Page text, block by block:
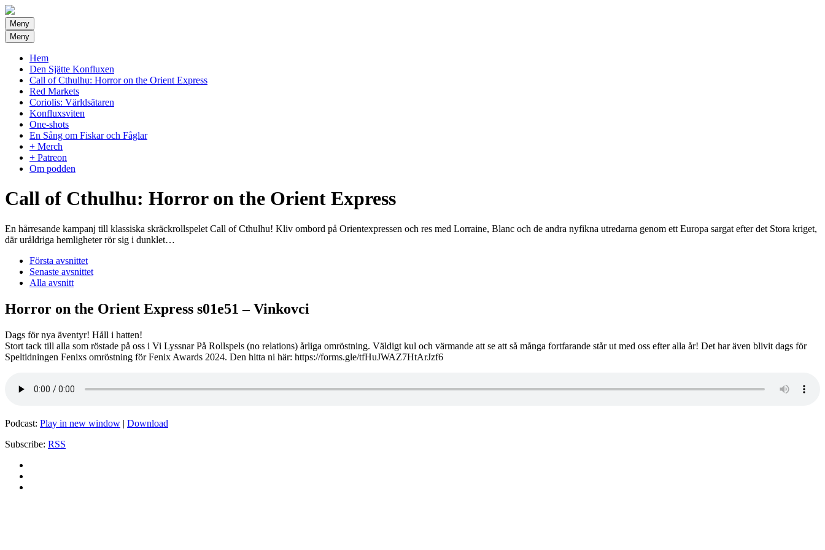
Meny
Meny
Hem
Den Sjätte Konfluxen
Call of Cthulhu: Horror on the Orient Express
Red Markets
Coriolis: Världsätaren
Konfluxsviten
One-shots
En Sång om Fiskar och Fåglar
+ Merch
+ Patreon
Om podden
Call of Cthulhu: Horror on the Orient Express
En hårresande kampanj till klassiska skräckrollspelet Call of Cthulhu! Kliv ombord på Orientexpressen och res med Lorraine, Blanc och de andra nyfikna utredarna genom ett Europa sargat efter det Stora kriget,
där uråldriga hemligheter rör sig i dunklet…
Första avsnittet
Senaste avsnittet
Alla avsnitt
Horror on the Orient Express s01e51 – Vinkovci
Dags för nya äventyr! Håll i hatten!
Stort tack till alla som röstade på oss i Vi Lyssnar På Rollspels (no relations) årliga omröstning. Väldigt kul och värmande att se att så många fortfarande står ut med oss efter alla år! Det har även blivit dags för
Speltidningen Fenixs omröstning för Fenix Awards 2024. Den hitta ni här: https://forms.gle/tfHuJWAZ7HtArJzf6
Podcast: Play in new window | Download
Subscribe: RSS